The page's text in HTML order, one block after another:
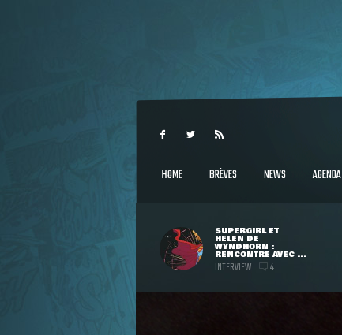
HOME BRÈVES NEWS AGENDA
SUPERGIRL ET
HELEN DE
WYNDHORN :
RENCONTRE AVEC ...
INTERVIEW 4